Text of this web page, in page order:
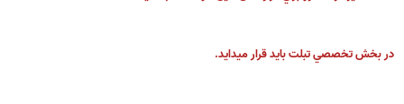
در بخش تخصصي تبلت بايد قرار ميدايد.